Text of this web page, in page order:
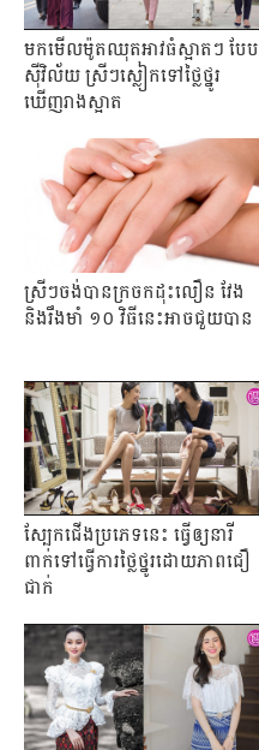
មកមើលម៉ូតឈុតអាវធំស្អាតៗ បែប
ស៊ីវិល័យ ស្រីៗស្លៀកទៅថ្លៃថ្នូរ
ឃើញរាងស្អាត
ស្រី​ៗ​​ចង់​បាន​ក្រចក​ដុះ​លឿន វែង
និង​រឹងមាំ ១០ វិធី​នេះ​អាច​ជួយ​បាន
ស្បែកជើងប្រភេទនេះ ធ្វើឲ្យនារី
ពាក់ទៅធ្វើការថ្លៃថ្នូរដោយភាពជឿ
ជាក់